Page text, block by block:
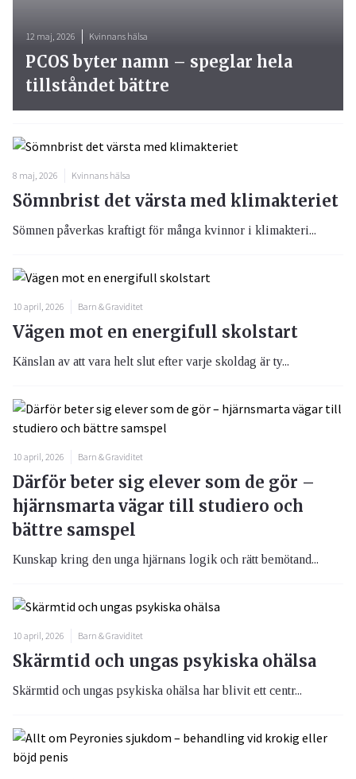
12 maj, 2026 Kvinnans hälsa
PCOS byter namn – speglar hela
tillståndet bättre
8 maj, 2026 Kvinnans hälsa
Sömnbrist det värsta med klimakteriet
Sömnen påverkas kraftigt för många kvinnor i klimakteri...
10 april, 2026 Barn & Graviditet
Vägen mot en energifull skolstart
Känslan av att vara helt slut efter varje skoldag är ty...
10 april, 2026 Barn & Graviditet
Därför beter sig elever som de gör –
hjärnsmarta vägar till studiero och
bättre samspel
Kunskap kring den unga hjärnans logik och rätt bemötand...
10 april, 2026 Barn & Graviditet
Skärmtid och ungas psykiska ohälsa
Skärmtid och ungas psykiska ohälsa har blivit ett centr...